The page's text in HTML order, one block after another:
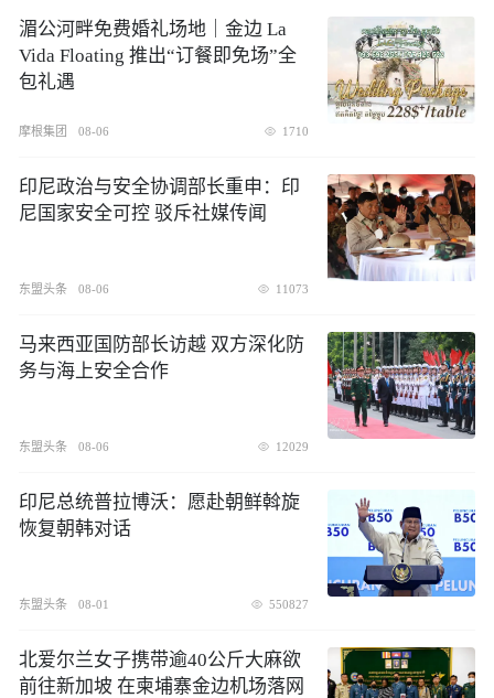
湄公河畔免费婚礼场地｜金边 La
Vida Floating 推出“订餐即免场”全
包礼遇
摩根集团 08-06 1710
印尼政治与安全协调部长重申：印
尼国家安全可控 驳斥社媒传闻
东盟头条 08-06 11073
​马来西亚国防部长访越 双方深化防
务与海上安全合作
东盟头条 08-06 12029
印尼总统普拉博沃：愿赴朝鲜斡旋
恢复朝韩对话
东盟头条 08-01 550827
北爱尔兰女子携带逾40公斤大麻欲
前往新加坡 在柬埔寨金边机场落网